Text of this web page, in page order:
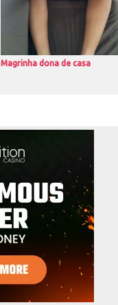
Magrinha dona de casa